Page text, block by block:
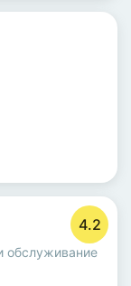
4.2
обслуживание